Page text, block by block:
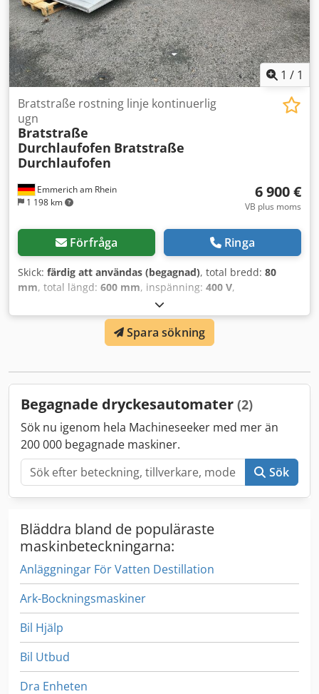
1 / 1
Emmerich am Rhein
1 198 km
Bratstraße rostning linje kontinuerlig
ugn
Bratstraße
Durchlaufofen Bratstraße
Durchlaufofen
6 900 €
VB plus moms
Förfråga Ringa
Skick: färdig att användas (begagnad), total bredd: 80
mm, total längd: 600 mm, inspänning: 400 V,
Genomlöpande elektrisk bandugn Bratstraße Dcedjvmdb
Topfx Ambek Längd 600 cm / Bandbredd 70 cm / Längd på
värmespiraler i värmetunnel 200 cm Maskinen var i drift
fram till sista dagen och fungerade då. Den demonterades
Styrningen saknas. Du måste bygga en egen styrning för
utan möjlighet till retur, endast till företagare.
Spara sökning
Begagnade dryckesautomater (2)
Sök nu igenom hela Machineseeker med mer än
200 000 begagnade maskiner.
Sök
Bläddra bland de populäraste
maskinbeteckningarna:
Anläggningar För Vatten Destillation
Ark-Bockningsmaskiner
Bil Hjälp
Bil Utbud
Dra Enheten